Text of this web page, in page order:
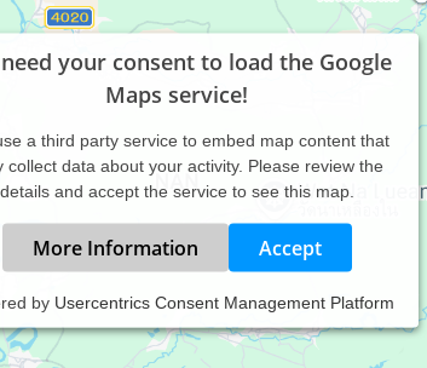
your consent to load the Google
Maps service!
a third party service to embed map content that
collect data about your activity. Please review the
details and accept the service to see this map.
More Information Accept
by Usercentrics Consent Management Platform
Traumatherapie / Psychotraumatologie,
bei Buchloe & Schwabmünchen